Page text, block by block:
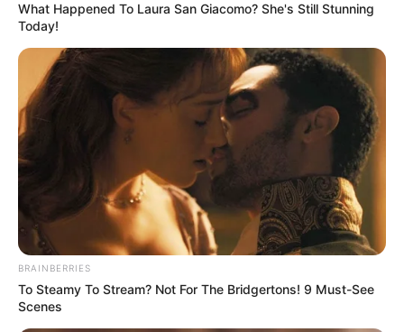
Mit der Bahn erreichbare Ausflugsziele von Bad
Soden am Taunus aus:
Groß-Umstadt
Rund um den sehenswerten Marktplatz mit
Renaissancerathaus, Stadtkirche und
Fachwerkhäusern können in der zwischen
der Rhein-Main-Region und dem
Odenwaldliegenden
Stadt noch mehrere Schlösser und Adelshöfe bewundert
werden.
Komplett unter Denkmalschutz stehend, ist
What Happened To Laura San Giacomo? She's Still Stunning
Today!
BRAINBERRIES
To Steamy To Stream? Not For The Bridgertons! 9 Must-See
Scenes